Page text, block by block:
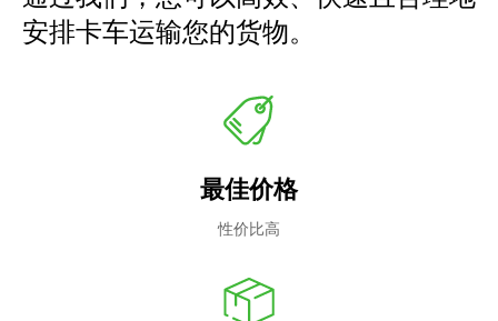
安排卡车运输您的货物。
最佳价格
性价比高